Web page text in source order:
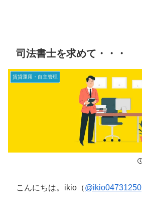
司法書士を求めて・・・
賃貸運用・自主管理
こんにちは。ikio（@ikio04731250